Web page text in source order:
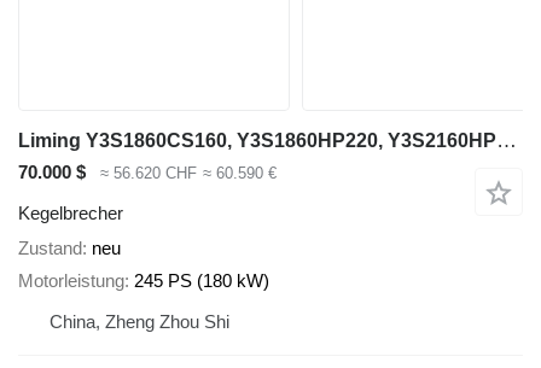
Liming Y3S1860CS160, Y3S1860HP220, Y3S2160HP220
70.000 $ ≈ 56.620 CHF ≈ 60.590 €
Kegelbrecher
Zustand neu
Motorleistung 245 PS (180 kW)
China, Zheng Zhou Shi